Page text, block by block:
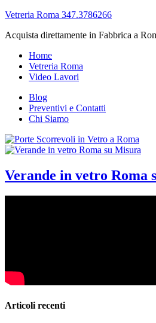
Vetreria Roma 347.3786266
Acquista direttamente in Fabbrica a
Home
Vetreria Roma
Video Lavori
Blog
Preventivi e Contatti
Chi Siamo
Verande in vetro Roma
Articoli recenti